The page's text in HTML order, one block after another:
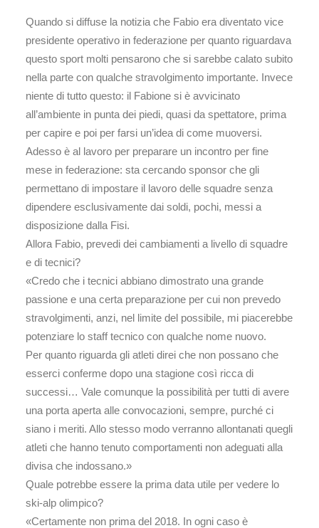
Quando si diffuse la notizia che Fabio era diventato vice
presidente operativo in federazione per quanto riguardava
questo sport molti pensarono che si sarebbe calato subito
nella parte con qualche stravolgimento importante. Invece
niente di tutto questo: il Fabione si è avvicinato
all’ambiente in punta dei piedi, quasi da spettatore, prima
per capire e poi per farsi un’idea di come muoversi.
Adesso è al lavoro per preparare un incontro per fine
mese in federazione: sta cercando sponsor che gli
permettano di impostare il lavoro delle squadre senza
dipendere esclusivamente dai soldi, pochi, messi a
disposizione dalla Fisi.
Allora Fabio, prevedi dei cambiamenti a livello di squadre
e di tecnici?
«Credo che i tecnici abbiano dimostrato una grande
passione e una certa preparazione per cui non prevedo
stravolgimenti, anzi, nel limite del possibile, mi piacerebbe
potenziare lo staff tecnico con qualche nome nuovo.
Per quanto riguarda gli atleti direi che non possano che
esserci conferme dopo una stagione così ricca di
successi… Vale comunque la possibilità per tutti di avere
una porta aperta alle convocazioni, sempre, purché ci
siano i meriti. Allo stesso modo verranno allontanati quegli
atleti che hanno tenuto comportamenti non adeguati alla
divisa che indossano.»
Quale potrebbe essere la prima data utile per vedere lo
ski-alp olimpico?
«Certamente non prima del 2018. In ogni caso è